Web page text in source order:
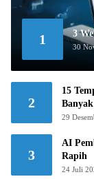
1 3
30
2
15
29
3
AI
Rapih
24 Juli